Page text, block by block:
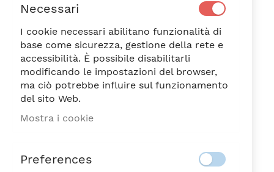
NATALIE PIATTO PIANO
15,90
all'inizio
Necessari
I cookie necessari abilitano funzionalità di
base come sicurezza, gestione della rete e
accessibilità. È possibile disabilitarli
modificando le impostazioni del browser,
ma ciò potrebbe influire sul funzionamento
del sito Web.
Mostra i cookie
Preferences